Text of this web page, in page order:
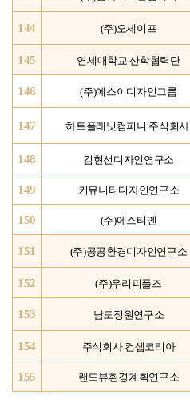
144 (주)오세이프
145 연세대학교 산학협력단
146 (주)에스이디자인그룹
147 하트플래닛컴퍼니 주식회사
148 김현선디자인연구소
149 커뮤니티디자인연구소
150 (주)에스티엔
151 (주)공공환경디자인연구소
152 (주)우리피플즈
153 남도정원연구소
154 주식회사 컨셉코리아
155 랜드뷰환경계획연구소